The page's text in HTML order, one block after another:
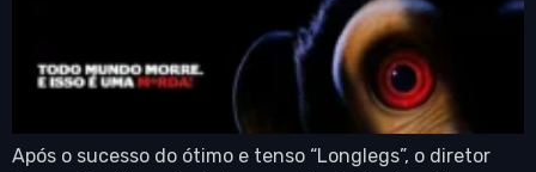
Após o sucesso do ótimo e tenso “Longlegs”, o diretor